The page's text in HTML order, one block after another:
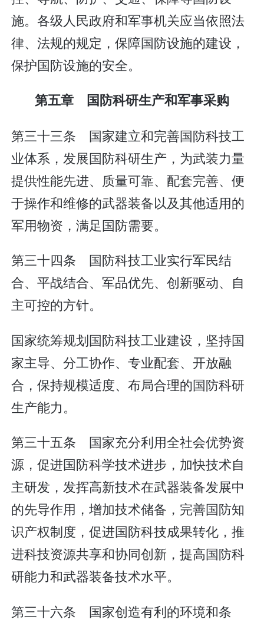
施。各级人民政府和军事机关应当依照法
律、法规的规定，保障国防设施的建设，
保护国防设施的安全。
第五章 国防科研生产和军事采购
第三十三条 国家建立和完善国防科技工
业体系，发展国防科研生产，为武装力量
提供性能先进、质量可靠、配套完善、便
于操作和维修的武器装备以及其他适用的
军用物资，满足国防需要。
第三十四条 国防科技工业实行军民结
合、平战结合、军品优先、创新驱动、自
主可控的方针。
国家统筹规划国防科技工业建设，坚持国
家主导、分工协作、专业配套、开放融
合，保持规模适度、布局合理的国防科研
生产能力。
第三十五条 国家充分利用全社会优势资
源，促进国防科学技术进步，加快技术自
主研发，发挥高新技术在武器装备发展中
的先导作用，增加技术储备，完善国防知
识产权制度，促进国防科技成果转化，推
进科技资源共享和协同创新，提高国防科
研能力和武器装备技术水平。
第三十六条 国家创造有利的环境和条